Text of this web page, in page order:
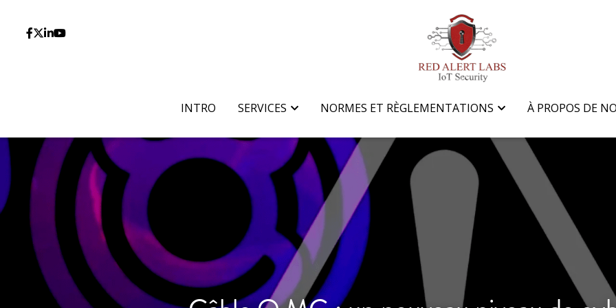
INTRO SERVICES NORMES ET RÈGLEMENTATIONS À PROPOS DE
INTRO SERVICES NORMES ET RÈGLEMENTATIONS À PROPOS DE